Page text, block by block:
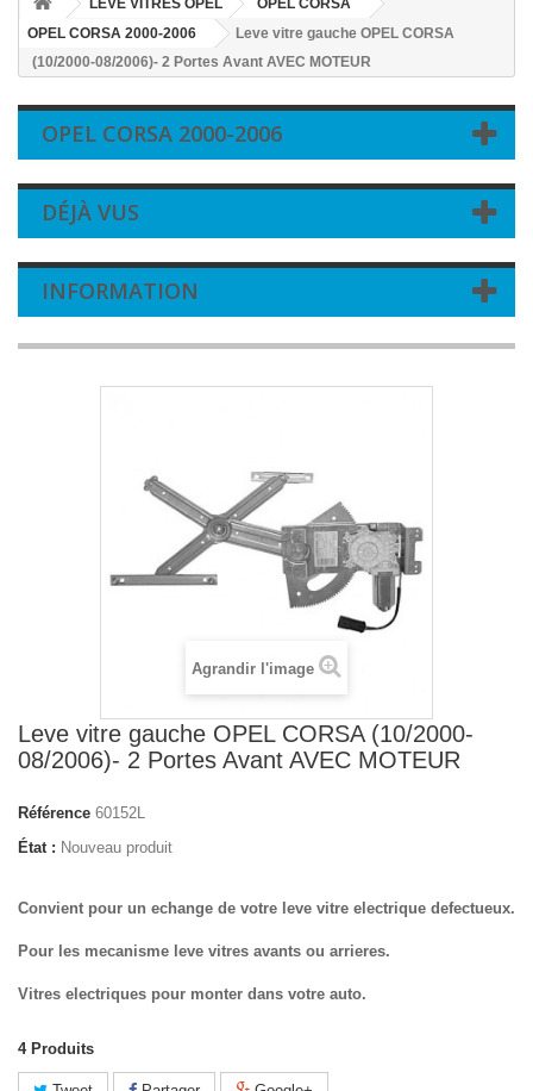
LEVE VITRES OPEL
OPEL CORSA
OPEL CORSA 2000-2006
Leve vitre gauche OPEL CORSA
(10/2000-08/2006)- 2 Portes Avant AVEC MOTEUR
OPEL CORSA 2000-2006
DÉJÀ VUS
INFORMATION
Agrandir l'image
Leve vitre gauche OPEL CORSA (10/2000-
08/2006)- 2 Portes Avant AVEC MOTEUR
Référence 60152L
État : Nouveau produit
Convient pour un echange de votre leve vitre electrique defectueux.
Pour les mecanisme leve vitres avants ou arrieres.
Vitres electriques pour monter dans votre auto.
4 Produits